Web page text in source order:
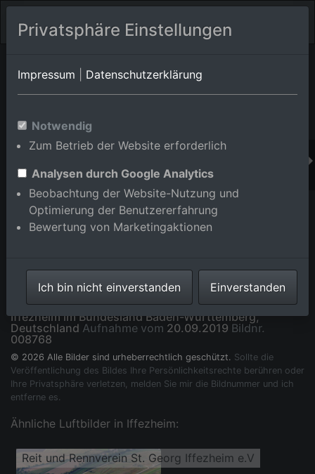
Orts-Album von Iffezheim in Baden-Württemberg,Deutschland
Reit- und Rennverein St. Georg Iffezheim e.V. und
Restaurant Surumu an der Rennbahn Iffezheim in
Iffezheim im Bundesland Baden-Württemberg,
Deutschland Aufnahme vom 20.09.2019 Bildnr.
008768
© 2026 Alle Bilder sind urheberrechtlich geschützt. Sollte die
Veröffentlichung des Bildes Ihre Persönlichkeitsrechte berühren oder
Ihre Privatsphäre verletzen, melden Sie mir die Bildnummer und ich
entferne es.
Ähnliche Luftbilder in Iffezheim:
Reit und Rennverein St. Georg Iffezheim e.V
Privatsphäre Einstellungen
Impressum Datenschutzerklärung
Notwendig
Zum Betrieb der Website erforderlich
Analysen durch Google Analytics
Beobachtung der Website-Nutzung und
Optimierung der Benutzererfahrung
Bewertung von Marketingaktionen
Ich bin nicht einverstanden Einverstanden